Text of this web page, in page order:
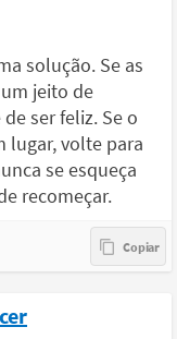
solução. Se as
jeito de
ser feliz. Se o
lugar, volte para
se esqueça
recomeçar.